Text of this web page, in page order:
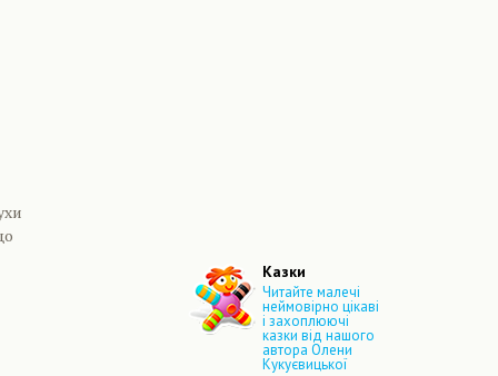
Казки
Читайте малечі
неймовірно цікаві
і захоплюючі
казки від нашого
автора Олени
Кукуєвицької